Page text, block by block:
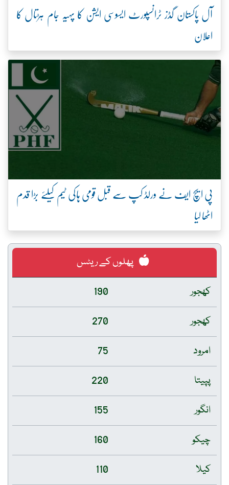
آل پاکستان گڈز ٹرانسپورٹ ایسوسی ایشن کا پہیہ جام ہڑتال کا
اعلان
پی ایچ ایف نے ورلڈ کپ سے قبل قومی ہاکی ٹیم کیلئے بڑا قدم
اٹھا لیا
پھلوں کے ریٹس
کھجور
190
کھجور
270
امرود
75
پپیتا
220
انگور
155
چیکو
160
کیلا
110